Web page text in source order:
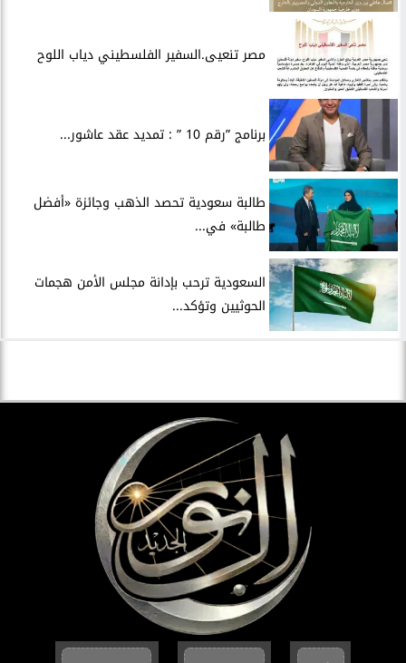
مصر تنعيى.السفير الفلسطيني دياب اللوح
برنامج ”رقم 10 ” : تمديد عقد عاشور...
طالبة سعودية تحصد الذهب وجائزة «أفضل
طالبة» في...
السعودية ترحب بإدانة مجلس الأمن هجمات
الحوثيين وتؤكد...